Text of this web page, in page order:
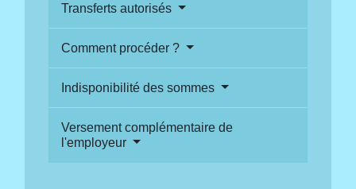
Transferts autorisés
Comment procéder ?
Indisponibilité des sommes
Versement complémentaire de
l'employeur